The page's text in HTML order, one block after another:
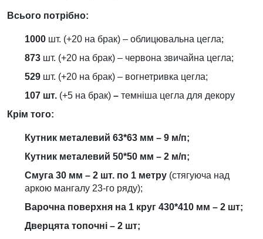
Всього потрібно:
1000 шт. (+20 на брак) – облицювальна цегла;
873 шт. (+20 на брак) – червона звичайна цегла;
529 шт. (+20 на брак) – вогнетривка цегла;
107 шт. (+5 на брак) – темніша цегла для декору
Крім того:
Кутник металевий 63*63 мм – 9 м/п;
Кутник металевий 50*50 мм – 2 м/п;
Смуга 30 мм – 2 шт. по 1 метру (стягуюча над
аркою мангалу 23-го ряду);
Варочна поверхня на 1 круг 430*410 мм – 2 шт;
Дверцята топочні – 2 шт;